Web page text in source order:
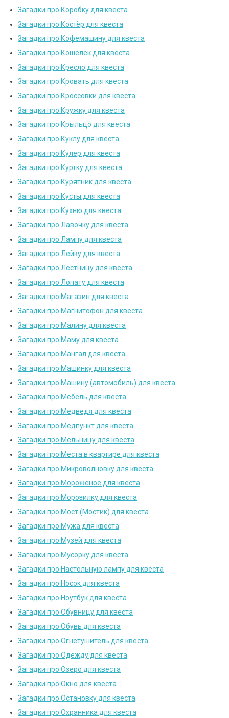
Загадки про Коробку для квеста
Загадки про Костёр для квеста
Загадки про Кофемашину для квеста
Загадки про Кошелёк для квеста
Загадки про Кресло для квеста
Загадки про Кровать для квеста
Загадки про Кроссовки для квеста
Загадки про Кружку для квеста
Загадки про Крыльцо для квеста
Загадки про Куклу для квеста
Загадки про Кулер для квеста
Загадки про Куртку для квеста
Загадки про Курятник для квеста
Загадки про Кусты для квеста
Загадки про Кухню для квеста
Загадки про Лавочку для квеста
Загадки про Лампу для квеста
Загадки про Лейку для квеста
Загадки про Лестницу для квеста
Загадки про Лопату для квеста
Загадки про Магазин для квеста
Загадки про Магнитофон для квеста
Загадки про Малину для квеста
Загадки про Маму для квеста
Загадки про Мангал для квеста
Загадки про Машинку для квеста
Загадки про Машину (автомобиль) для квеста
Загадки про Мебель для квеста
Загадки про Медведя для квеста
Загадки про Медпункт для квеста
Загадки про Мельницу для квеста
Загадки про Места в квартире для квеста
Загадки про Микроволновку для квеста
Загадки про Мороженое для квеста
Загадки про Морозилку для квеста
Загадки про Мост (Мостик) для квеста
Загадки про Мужа для квеста
Загадки про Музей для квеста
Загадки про Мусорку для квеста
Загадки про Настольную лампу для квеста
Загадки про Носок для квеста
Загадки про Ноутбук для квеста
Загадки про Обувницу для квеста
Загадки про Обувь для квеста
Загадки про Огнетушитель для квеста
Загадки про Одежду для квеста
Загадки про Озеро для квеста
Загадки про Окно для квеста
Загадки про Остановку для квеста
Загадки про Охранника для квеста